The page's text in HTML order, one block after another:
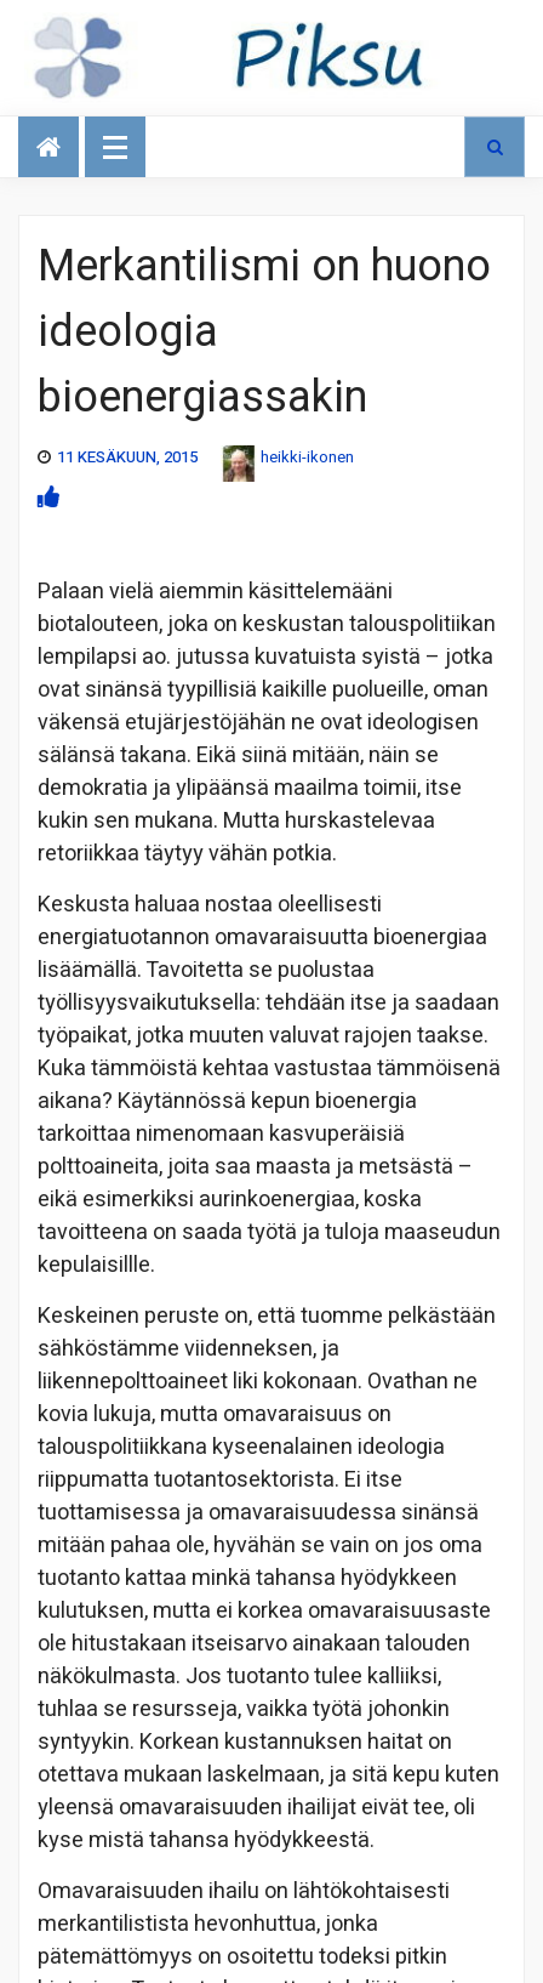
Talous
Merkantilismi on huono
ideologia
bioenergiassakin
11 KESÄKUUN, 2015 heikki-ikonen
Palaan vielä aiemmin käsittelemääni
biotalouteen, joka on keskustan talouspolitiikan
lempilapsi ao. jutussa kuvatuista syistä – jotka
ovat sinänsä tyypillisiä kaikille puolueille, oman
väkensä etujärjestöjähän ne ovat ideologisen
sälänsä takana. Eikä siinä mitään, näin se
demokratia ja ylipäänsä maailma toimii, itse
kukin sen mukana. Mutta hurskastelevaa
retoriikkaa täytyy vähän potkia.
Keskusta haluaa nostaa oleellisesti
energiatuotannon omavaraisuutta bioenergiaa
lisäämällä. Tavoitetta se puolustaa
työllisyysvaikutuksella: tehdään itse ja saadaan
työpaikat, jotka muuten valuvat rajojen taakse.
Kuka tämmöistä kehtaa vastustaa tämmöisenä
aikana? Käytännössä kepun bioenergia
tarkoittaa nimenomaan kasvuperäisiä
polttoaineita, joita saa maasta ja metsästä –
eikä esimerkiksi aurinkoenergiaa, koska
tavoitteena on saada työtä ja tuloja maaseudun
kepulaisillle.
Keskeinen peruste on, että tuomme pelkästään
sähköstämme viidenneksen, ja
liikennepolttoaineet liki kokonaan. Ovathan ne
kovia lukuja, mutta omavaraisuus on
talouspolitiikkana kyseenalainen ideologia
riippumatta tuotantosektorista. Ei itse
tuottamisessa ja omavaraisuudessa sinänsä
mitään pahaa ole, hyvähän se vain on jos oma
tuotanto kattaa minkä tahansa hyödykkeen
kulutuksen, mutta ei korkea omavaraisuusaste
ole hitustakaan itseisarvo ainakaan talouden
näkökulmasta. Jos tuotanto tulee kalliiksi,
tuhlaa se resursseja, vaikka työtä johonkin
syntyykin. Korkean kustannuksen haitat on
otettava mukaan laskelmaan, ja sitä kepu kuten
yleensä omavaraisuuden ihailijat eivät tee, oli
kyse mistä tahansa hyödykkeestä.
Omavaraisuuden ihailu on lähtökohtaisesti
merkantilistista hevonhuttua, jonka
pätemättömyys on osoitettu todeksi pitkin